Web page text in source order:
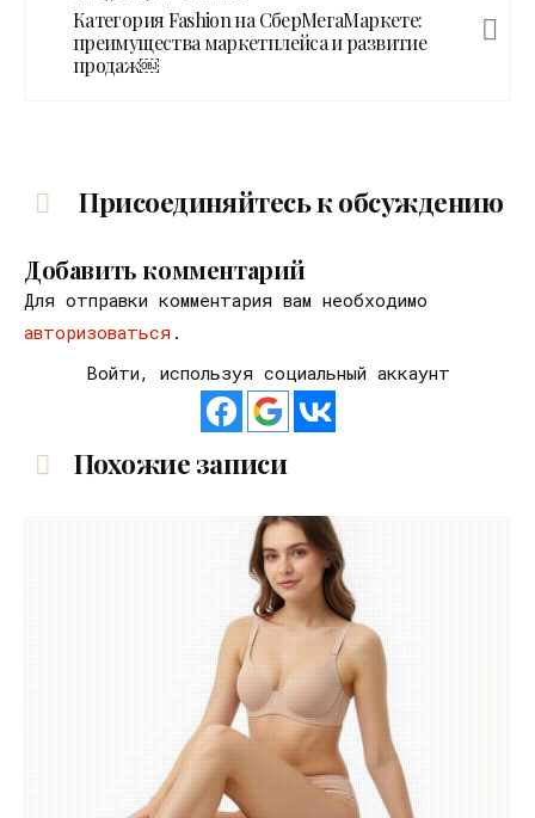
Категория Fashion на СберМегаМаркете:
преимущества маркетплейса и развитие
продаж￼
Присоединяйтесь к обсуждению
Добавить комментарий
Для отправки комментария вам необходимо
авторизоваться .
Войти, используя социальный аккаунт
Похожие записи